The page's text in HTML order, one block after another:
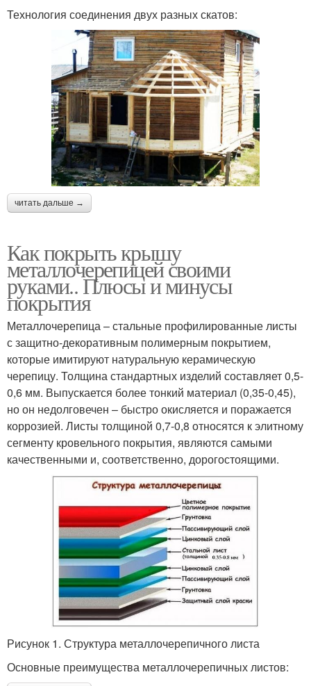
Технология соединения двух разных скатов:
читать дальше →
Как покрыть крышу
металлочерепицей своими
руками.. Плюсы и минусы
покрытия
Металлочерепица – стальные профилированные листы
с защитно-декоративным полимерным покрытием,
которые имитируют натуральную керамическую
черепицу. Толщина стандартных изделий составляет 0,5-
0,6 мм. Выпускается более тонкий материал (0,35-0,45),
но он недолговечен – быстро окисляется и поражается
коррозией. Листы толщиной 0,7-0,8 относятся к элитному
сегменту кровельного покрытия, являются самыми
качественными и, соответственно, дорогостоящими.
Рисунок 1. Структура металлочерепичного листа
Основные преимущества металлочерепичных листов: